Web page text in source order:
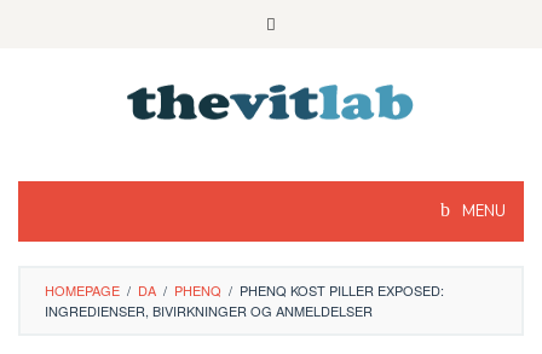
MENU
HOMEPAGE / DA / PHENQ / PHENQ KOST PILLER EXPOSED:
INGREDIENSER, BIVIRKNINGER OG ANMELDELSER